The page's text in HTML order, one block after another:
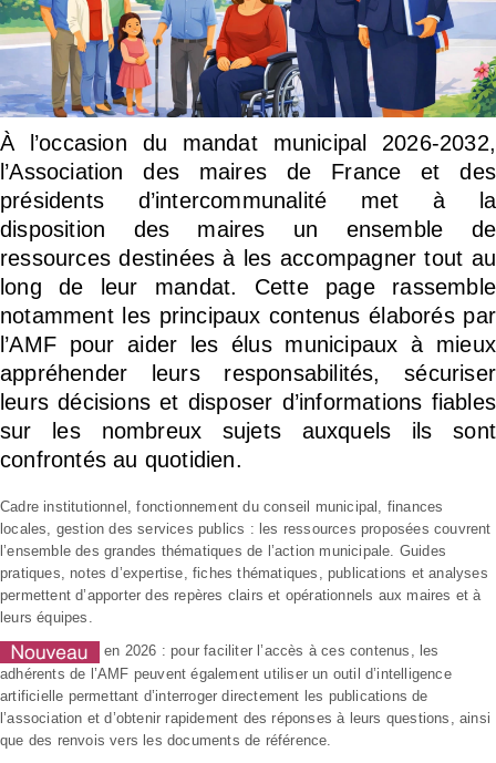
À l’occasion du mandat municipal 2026-2032,
l’Association des maires de France et des
présidents d’intercommunalité met à la
disposition des maires un ensemble de
ressources destinées à les accompagner tout au
long de leur mandat. Cette page rassemble
notamment les principaux contenus élaborés par
l’AMF pour aider les élus municipaux à mieux
appréhender leurs responsabilités, sécuriser
leurs décisions et disposer d’informations fiables
sur les nombreux sujets auxquels ils sont
confrontés au quotidien.
Cadre institutionnel, fonctionnement du conseil municipal, finances
locales, gestion des services publics : les ressources proposées couvrent
l’ensemble des grandes thématiques de l’action municipale. Guides
pratiques, notes d’expertise, fiches thématiques, publications et analyses
permettent d’apporter des repères clairs et opérationnels aux maires et à
leurs équipes.
en 2026 : pour faciliter l’accès à ces contenus, les
adhérents de l’AMF peuvent également utiliser un outil d’intelligence
artificielle permettant d’interroger directement les publications de
l’association et d’obtenir rapidement des réponses à leurs questions, ainsi
que des renvois vers les documents de référence.